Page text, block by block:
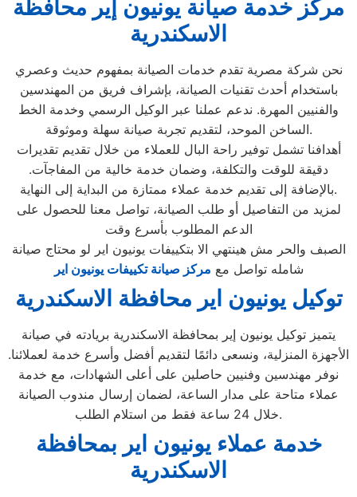
مركز خدمة صيانة يونيون إير محافظة
الاسكندرية
نحن شركة مصرية تقدم خدمات الصيانة بمفهوم حديث وعصري
باستخدام أحدث تقنيات الصيانة، بإشراف فريق من المهندسين
والفنيين المهرة. ندعم عملنا عبر الوكيل الرسمي وخدمة الخط
الساخن الموحد، لتقديم تجربة صيانة سهلة وموثوقة.
أهدافنا تشمل توفير راحة البال للعملاء من خلال تقديم تقديرات
دقيقة للوقت والتكلفة، وضمان خدمة خالية من المفاجآت.
بالإضافة إلى تقديم خدمة عملاء ممتازة من البداية إلى النهاية.
لمزيد من التفاصيل أو طلب الصيانة، تواصل معنا للحصول على
الدعم المطلوب بأسرع وقت
الصبف والحر مش هينتهي الا بتكييفات يونيون اير لو محتاج صيانة
شامله تواصل مع مركز صيانة تكييفات يونيون اير
توكيل يونيون اير محافظة الاسكندرية
يتميز توكيل يونيون إير بمحافظة الاسكندرية بريادته في صيانة
الأجهزة المنزلية، ونسعى دائمًا لتقديم أفضل وأسرع خدمة لعملائنا.
نوفر مهندسين وفنيين حاصلين على أعلى الشهادات، مع خدمة
عملاء متاحة على مدار الساعة، لضمان إرسال مندوب الصيانة
خلال 24 ساعة فقط من استلام الطلب.
خدمة عملاء يونيون اير بمحافظة
الاسكندرية